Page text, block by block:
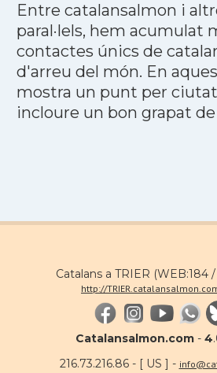
Entre catalansalmon i
paral·lels, hem acumulat
contactes únics de
d'arreu del món. En
mostra un punt per
incloure un bon grapat
Catalans a TRIER (WEB:184 /
http://
Catalansalmon.com - 4
216.73.216.86 - [ US ] -